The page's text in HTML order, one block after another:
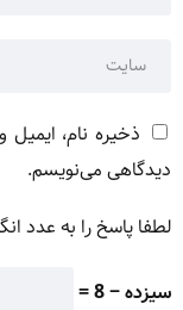
ذخیره نام،
دیدگاهی می‌نویسم.
لطفا پاسخ را به عدد
سیزده − 8 =